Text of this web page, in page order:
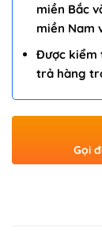
miền Bắc
miền Nam
Được kiểm
trả hàng
Gọi